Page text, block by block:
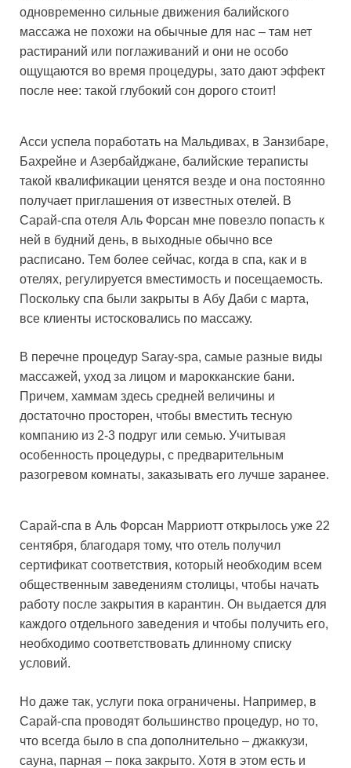
одновременно сильные движения балийского
массажа не похожи на обычные для нас – там нет
растираний или поглаживаний и они не особо
ощущаются во время процедуры, зато дают эффект
после нее: такой глубокий сон дорого стоит!
Асси успела поработать на Мальдивах, в Занзибаре,
Бахрейне и Азербайджане, балийские тераписты
такой квалификации ценятся везде и она постоянно
получает приглашения от известных отелей. В
Сарай-спа отеля Аль Форсан мне повезло попасть к
ней в будний день, в выходные обычно все
расписано. Тем более сейчас, когда в спа, как и в
отелях, регулируется вместимость и посещаемость.
Поскольку спа были закрыты в Абу Даби с марта,
все клиенты истосковались по массажу.
В перечне процедур Saray-spa, самые разные виды
массажей, уход за лицом и марокканские бани.
Причем, хаммам здесь средней величины и
достаточно просторен, чтобы вместить тесную
компанию из 2-3 подруг или семью. Учитывая
особенность процедуры, с предварительным
разогревом комнаты, заказывать его лучше заранее.
Сарай-спа в Аль Форсан Марриотт открылось уже 22
сентября, благодаря тому, что отель получил
сертификат соответствия, который необходим всем
общественным заведениям столицы, чтобы начать
работу после закрытия в карантин. Он выдается для
каждого отдельного заведения и чтобы получить его,
необходимо соответствовать длинному списку
условий.
Но даже так, услуги пока ограничены. Например, в
Сарай-спа проводят большинство процедур, но то,
что всегда было в спа дополнительно – джаккузи,
сауна, парная – пока закрыто. Хотя в этом есть и